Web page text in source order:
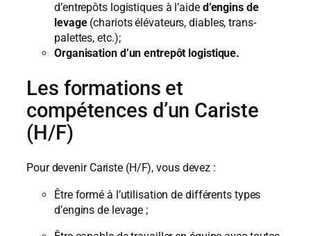
d’entrepôts logistiques à l’aide d’engins de
levage(chariots élévateurs, diables, trans-
palettes, etc.);
Organisation d’un entrepôt logistique.
Les formations et
compétences d’un Cariste
(H/F)
Pour devenir Cariste (H/F), vous devez :
Être formé à l’utilisation de différents types
d’engins de levage ;